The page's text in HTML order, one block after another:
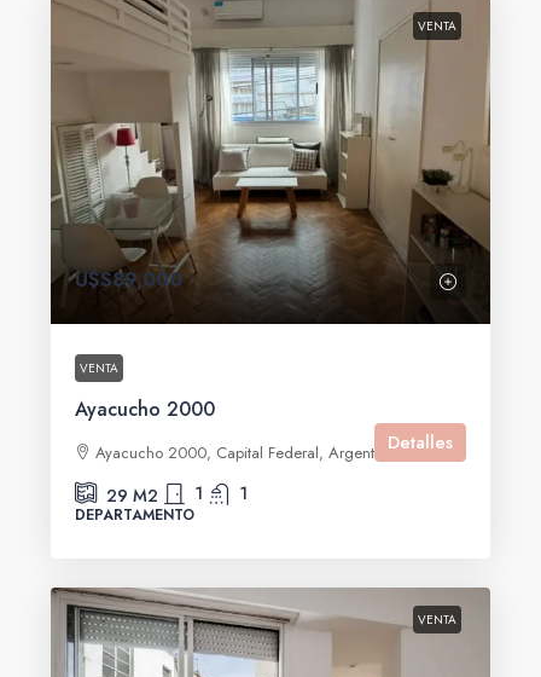
VENTA
U$S89,000
VENTA
Ayacucho 2000
Ayacucho 2000, Capital Federal, Argentina
29 M2 1 1
DEPARTAMENTO
Detalles
VENTA